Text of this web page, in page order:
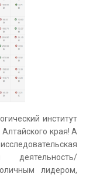
институт
края! А
деятельность/
лидером,